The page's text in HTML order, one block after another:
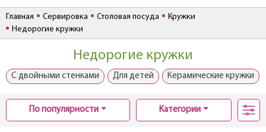
Главная Сервировка Столовая посуда
Кружки
Недорогие кружки
Недорогие кружки
С двойными стенками Для детей Керамические кружки
По популярности Категории